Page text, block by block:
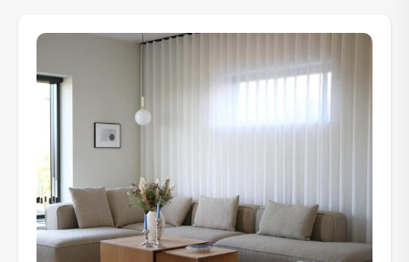
har
varianter.
Mulighederne
vælges
varesiden